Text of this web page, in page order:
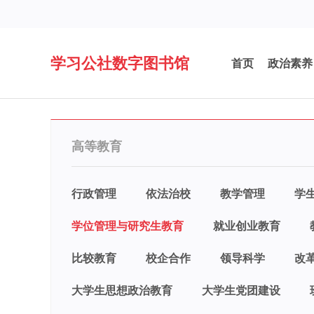
学习公社数字图书馆 首页 政治素养
高等教育
行政管理 依法治校 教学管理 学
学位管理与研究生教育 就业创业教育
比较教育 校企合作 领导科学 改
大学生思想政治教育 大学生党团建设